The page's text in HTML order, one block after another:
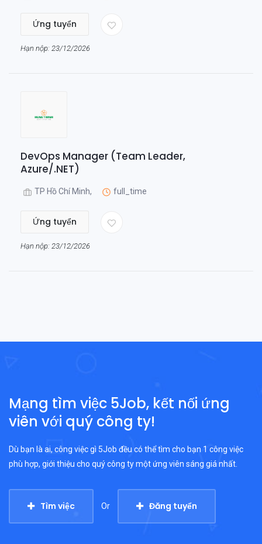
Ứng tuyển
Hạn nộp: 23/12/2026
DevOps Manager (Team Leader,
Azure/.NET)
TP Hồ Chí Minh, full_time
Ứng tuyển
Hạn nộp: 23/12/2026
Mạng tìm việc 5Job, kết nối ứng
viên với quý công ty!
Dù bạn là ai, công việc gì 5Job đều có thể tìm cho bạn 1 công việc
phù hợp, giới thiệu cho quý công ty một ứng viên sáng giá nhất.
Tìm việc Or Đăng tuyển